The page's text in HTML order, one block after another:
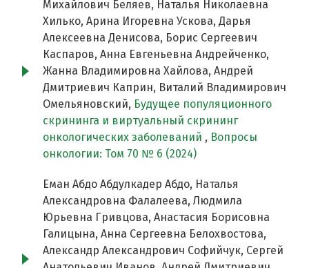
Михайлович Беляев, Наталья Николаевна
Хилько, Арина Игоревна Ускова, Дарья
Алексеевна Денисова, Борис Сергеевич
Каспаров, Анна Евгеньевна Андрейченко,
Жанна Владимировна Хайлова, Андрей
Дмитриевич Каприн, Виталий Владимирович
Омельяновский, Будущее популяционного
скрининга и виртуальный скрининг
онкологических заболеваний , Вопросы
онкологии: Том 70 № 6 (2024)
Еман Абдо Абдулкадер Абдо, Наталья
Александровна Фалалеева, Людмила
Юрьевна Гривцова, Анастасия Борисовна
Галицына, Анна Сергеевна Белохвостова,
Александр Александрович Софийчук, Сергей